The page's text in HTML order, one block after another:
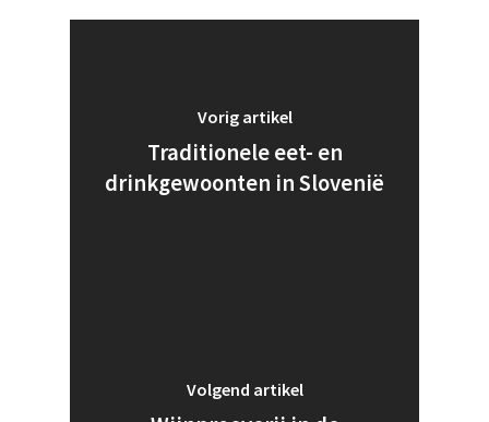
Vorig artikel
Traditionele eet- en
drinkgewoonten in Slovenië
Volgend artikel